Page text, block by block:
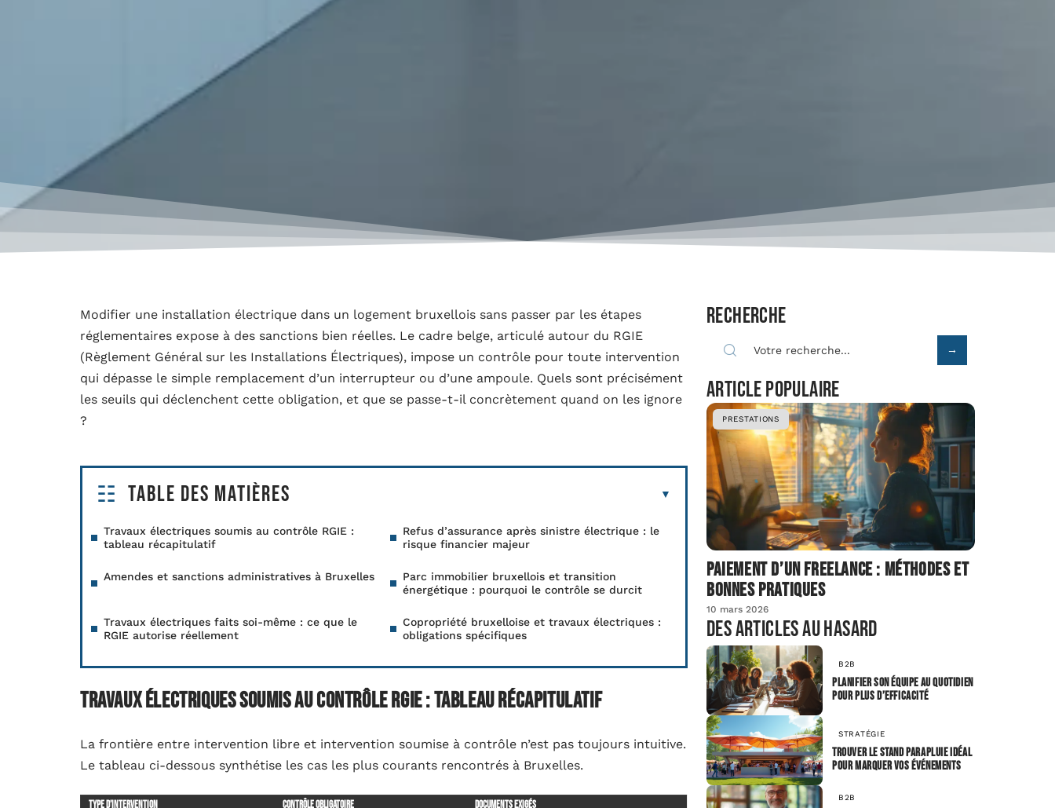
Modifier une installation électrique dans un logement bruxellois sans passer par les étapes
réglementaires expose à des sanctions bien réelles. Le cadre belge, articulé autour du RGIE
(Règlement Général sur les Installations Électriques), impose un contrôle pour toute intervention
qui dépasse le simple remplacement d’un interrupteur ou d’une ampoule. Quels sont précisément
les seuils qui déclenchent cette obligation, et que se passe-t-il concrètement quand on les ignore
?
Table des matières
Travaux électriques soumis au contrôle RGIE :
tableau récapitulatif
Refus d’assurance après sinistre électrique : le
risque financier majeur
Amendes et sanctions administratives à Bruxelles
Parc immobilier bruxellois et transition
énergétique : pourquoi le contrôle se durcit
Travaux électriques faits soi-même : ce que le
RGIE autorise réellement
Copropriété bruxelloise et travaux électriques :
obligations spécifiques
Travaux électriques soumis au contrôle RGIE : tableau récapitulatif
La frontière entre intervention libre et intervention soumise à contrôle n’est pas toujours intuitive.
Le tableau ci-dessous synthétise les cas les plus courants rencontrés à Bruxelles.
Type d’intervention Contrôle obligatoire Documents exigés
Recherche
Article populaire
PRESTATIONS
Paiement d’un freelance : méthodes et
bonnes pratiques
10 mars 2026
Des articles au hasard
B2B
Planifier son équipe au quotidien
pour plus d’efficacité
STRATÉGIE
Trouver le stand parapluie idéal
pour marquer vos événements
B2B